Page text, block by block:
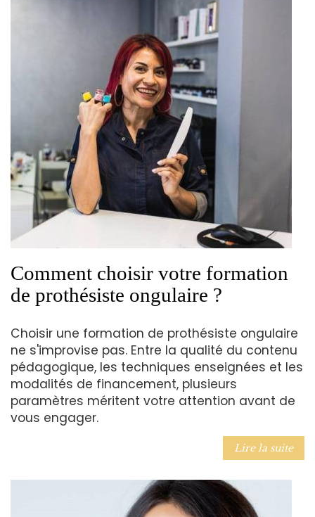
Comment choisir votre formation
de prothésiste ongulaire ?
Choisir une formation de prothésiste ongulaire
ne s'improvise pas. Entre la qualité du contenu
pédagogique, les techniques enseignées et les
modalités de financement, plusieurs
paramètres méritent votre attention avant de
vous engager.
Lire la suite